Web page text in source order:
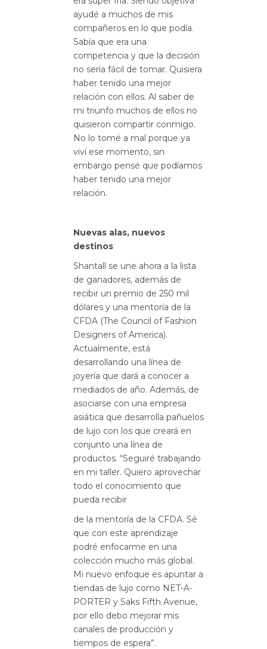
ayudé a muchos de mis
compañeros en lo que podía.
Sabía que era una
competencia y que la decisión
no sería fácil de tomar. Quisiera
haber tenido una mejor
relación con ellos. Al saber de
mi triunfo muchos de ellos no
quisieron compartir conmigo.
No lo tomé a mal porque ya
viví ese momento, sin
embargo pensé que podíamos
haber tenido una mejor
relación.
Nuevas alas, nuevos
destinos
Shantall se une ahora a la lista
de ganadores, además de
recibir un premio de 250 mil
dólares y una mentoría de la
CFDA (The Council of Fashion
Designers of America).
Actualmente, está
desarrollando una línea de
joyería que dará a conocer a
mediados de año. Además, de
asociarse con una empresa
asiática que desarrolla pañuelos
de lujo con los que creará en
conjunto una línea de
productos. “Seguiré trabajando
en mi taller. Quiero aprovechar
todo el conocimiento que
pueda recibir
de la mentoría de la CFDA. Sé
que con este aprendizaje
podré enfocarme en una
colección mucho más global.
Mi nuevo enfoque es apuntar a
tiendas de lujo como NET-A-
PORTER y Saks Fifth Avenue,
por ello debo mejorar mis
canales de producción y
tiempos de espera”.